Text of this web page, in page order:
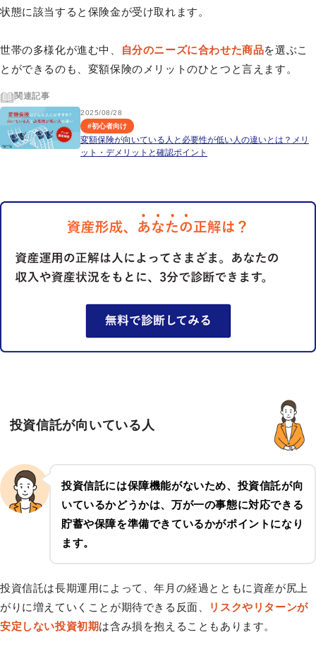
状態に該当すると保険金が受け取れます。
世帯の多様化が進む中、 自分のニーズに合わせた商品を選ぶこ
とができるのも、変額保険のメリットのひとつと言えます。
関連記事
2025/08/28
#初心者向け
変額保険が向いている人と必要性が低い人の違いとは？メリ
ット・デメリットと確認ポイント
投資信託が向いている人
投資信託には保障機能がないため、投資信託が向
いているかどうかは、万が一の事態に対応できる
貯蓄や保障を準備できているかがポイントになり
ます。
投資信託は長期運用によって、年月の経過とともに資産が尻上
がりに増えていくことが期待できる反面、
リスクやリターンが
安定しない投資初期は含み損を抱えることもあります。